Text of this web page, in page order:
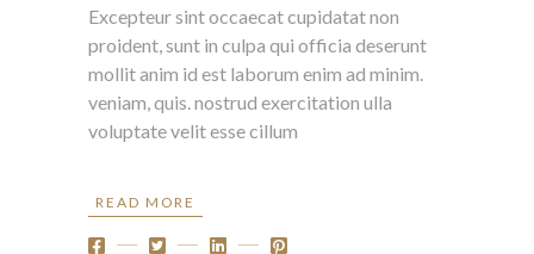
Excepteur sint occaecat cupidatat non
proident, sunt in culpa qui officia deserunt
mollit anim id est laborum enim ad minim.
veniam, quis. nostrud exercitation ulla
voluptate velit esse cillum
READ MORE